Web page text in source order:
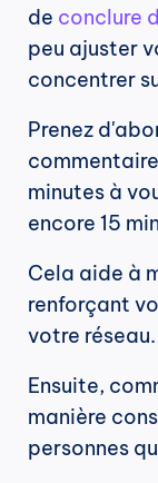
de conclure
peu ajuster
concentrer
Prenez
minutes à
encore 15
Cela aide à
renforçant
votre réseau.
Ensuite,
manière
personnes